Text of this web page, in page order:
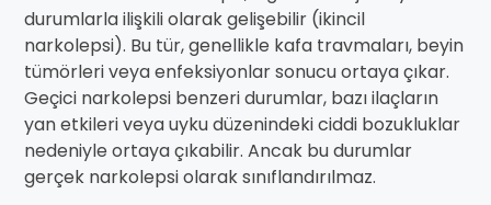
durumlarla ilişkili olarak gelişebilir (ikincil
narkolepsi). Bu tür, genellikle kafa travmaları, beyin
tümörleri veya enfeksiyonlar sonucu ortaya çıkar.
Geçici narkolepsi benzeri durumlar, bazı ilaçların
yan etkileri veya uyku düzenindeki ciddi bozukluklar
nedeniyle ortaya çıkabilir. Ancak bu durumlar
gerçek narkolepsi olarak sınıflandırılmaz.